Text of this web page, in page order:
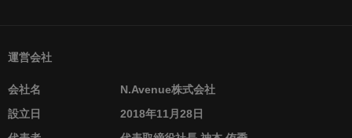
運営会社
会社名
N.Avenue株式会社
設立日
2018年11月28日